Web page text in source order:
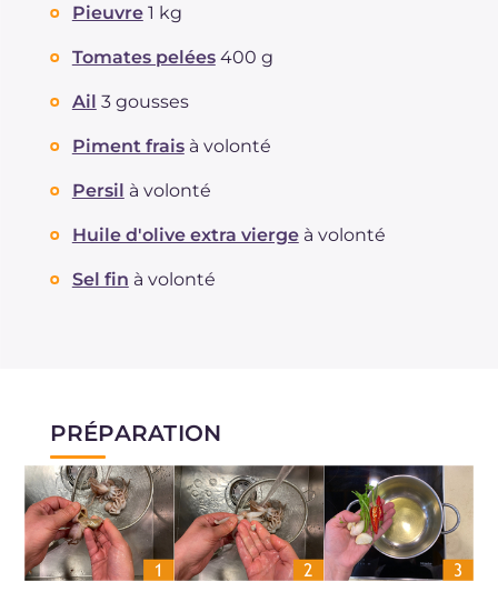
Pieuvre 1 kg
Tomates pelées 400 g
Ail 3 gousses
Piment frais à volonté
Persil à volonté
Huile d'olive extra vierge à volonté
Sel fin à volonté
PRÉPARATION